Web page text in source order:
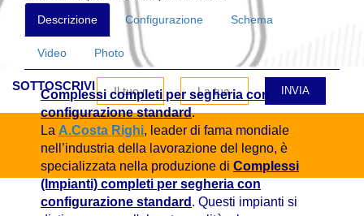
Descrizione
Configurazione Schema
Video Photo
Complessi completi per segheria con
configurazione standard.
La A.Costa Righi, leader di fama mondiale
nell’industria della lavorazione del legno, è
specializzata nella produzione di Complessi
(Impianti) completi per segheria con
configurazione standard . Questi impianti si
SOTTOSCRIVI